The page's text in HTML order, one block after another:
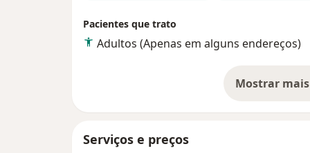
emocionalmente pode tornar o conflito
No processo terapêutico, muitos
para se expor à essas dificuldades e
Pacientes que trato
Adultos (Apenas em alguns endereços)
Mostrar
Serviços e preços